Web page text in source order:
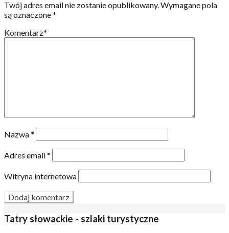
Twój adres email nie zostanie opublikowany.Wymagane pola
są oznaczone*
Komentarz*
Nazwa*
Adres email*
Witryna internetowa
Tatry słowackie - szlaki turystyczne